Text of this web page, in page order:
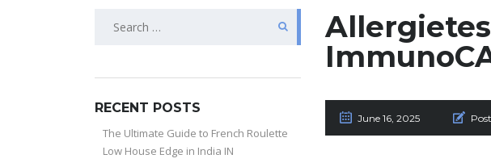
June 16, 2025
RECENT POSTS
The Ultimate Guide to French Roulette
Low House Edge in India IN